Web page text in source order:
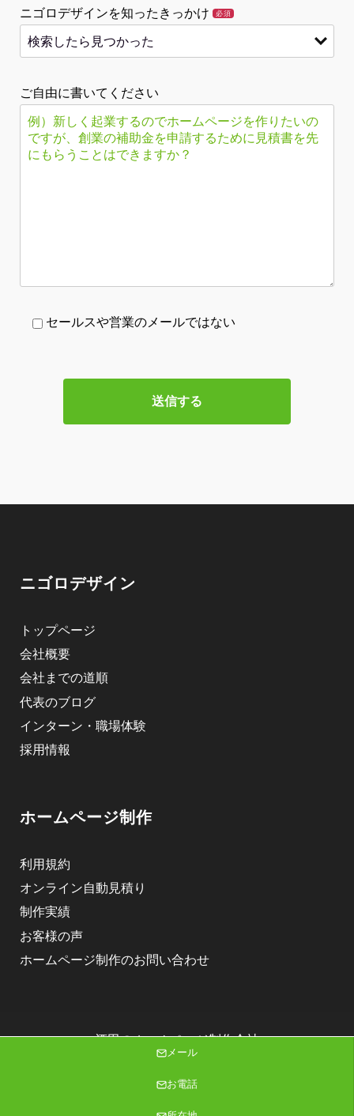
ニゴロデザインを知ったきっかけ 必須
ご自由に書いてください
セールスや営業のメールではない
ニゴロデザイン
トップページ
会社概要
会社までの道順
代表のブログ
インターン・職場体験
採用情報
ホームページ制作
利用規約
オンライン自動見積り
制作実績
お客様の声
ホームページ制作のお問い合わせ
酒田のホームページ制作会社
株式会社ニゴロデザイン
Copyright (C) 2026 株式会社ニゴロデザイン All Rights Reserved.
メール
お電話